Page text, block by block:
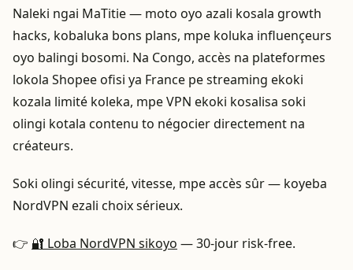
Naleki ngai MaTitie — moto oyo azali kosala growth
hacks, kobaluka bons plans, mpe koluka influençeurs
oyo balingi bosomi. Na Congo, accès na plateformes
lokola Shopee ofisi ya France pe streaming ekoki
kozala limité koleka, mpe VPN ekoki kosalisa soki
olingi kotala contenu to négocier directement na
créateurs.
Soki olingi sécurité, vitesse, mpe accès sûr — koyeba
NordVPN ezali choix sérieux.
👉 🔐 Loba NordVPN sikoyo — 30‑jour risk‑free.